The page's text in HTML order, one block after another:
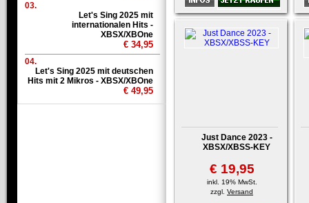
Just Dance 2023 -
XBSX/XBSS-KEY
€ 19,95
inkl. 19% MwSt.
zzgl. Versand
03.
Let's Sing 2025 mit
internationalen Hits -
XBSX/XBOne
€ 34,95
04.
Let's Sing 2025 mit deutschen
Hits mit 2 Mikros - XBSX/XBOne
€ 49,95